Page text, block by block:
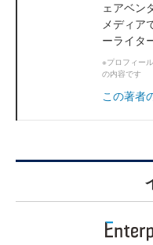
ェアベン
メディア
ーライタ
※プロフィー
の内容です
この著者